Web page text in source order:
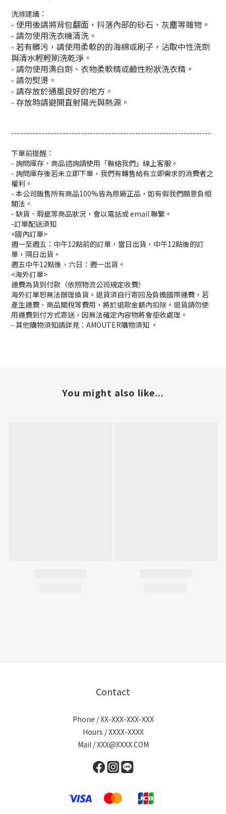
洗滌建議：
- 使用後請將背包翻面，抖落內部的砂石、灰塵等雜物。
- 請勿使用洗衣機清洗。
- 若有髒污，請使用柔軟的的海綿或刷子，沾取中性洗劑
與清水輕輕刷洗乾淨。
- 請勿使用漂白劑、衣物柔軟精或鹼性粉狀洗衣精。
- 請勿熨燙。
- 請存放於通風良好的地方。
- 存放時請避開直射陽光與熱源。
------------------------------------------------------------------
下單前提醒：
- 詢問庫存、商品諮詢請使用「聯絡我們」線上客服。
- 詢問庫存後若未立即下單，我們有轉售給有立即需求的消費者之
權利。
- 本公司販售所有商品100%皆為原廠正品，如有假我們願意負相
關法。
- 缺貨、瑕疵等商品狀況，會以電話或 email 聯繫。
-訂單配送須知
<國內訂單>
週一至週五：中午12點前的訂單，當日出貨，中午12點後的訂
單，隔日出貨。
週五中午12點後、六日：週一出貨。
<海外訂單>
運費為貨到付款（依照物流公司規定收費）
海外訂單恕無法辦理換貨。退貨須自行寄回及負擔國際運費，若
產生運費、商品關稅等費用，將於退款金額內扣除。退貨請勿使
用運費到付方式寄送，因無法確定內容物將會拒收處理。
- 其他購物須知請詳見： AMOUTER購物須知 。
You might also like...
Contact
Phone / XX-XXX-XXX-XXX
Hours / XXXX-XXXX
Mail / XXX@XXXX.COM